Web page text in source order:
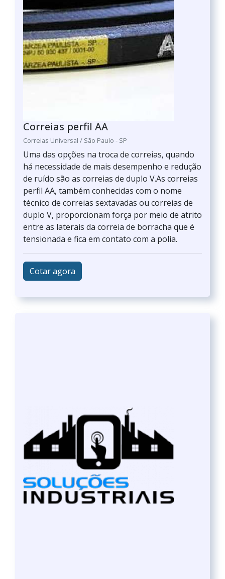
Correias perfil AA
Correias Universal / São Paulo - SP
Uma das opções na troca de correias, quando
há necessidade de mais desempenho e redução
de ruído são as correias de duplo V.As correias
perfil AA, também conhecidas com o nome
técnico de correias sextavadas ou correias de
duplo V, proporcionam força por meio de atrito
entre as laterais da correia de borracha que é
tensionada e fica em contato com a polia.
Cotar agora